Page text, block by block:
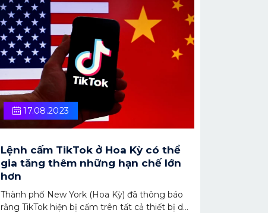
đồng, có đóng góp vào sự phát triển của
ngành sáng tạo nội dung số.
17.08.2023
Lệnh cấm TikTok ở Hoa Kỳ có thể
gia tăng thêm những hạn chế lớn
hơn
Thành phố New York (Hoa Kỳ) đã thông báo
rằng TikTok hiện bị cấm trên tất cả thiết bị do